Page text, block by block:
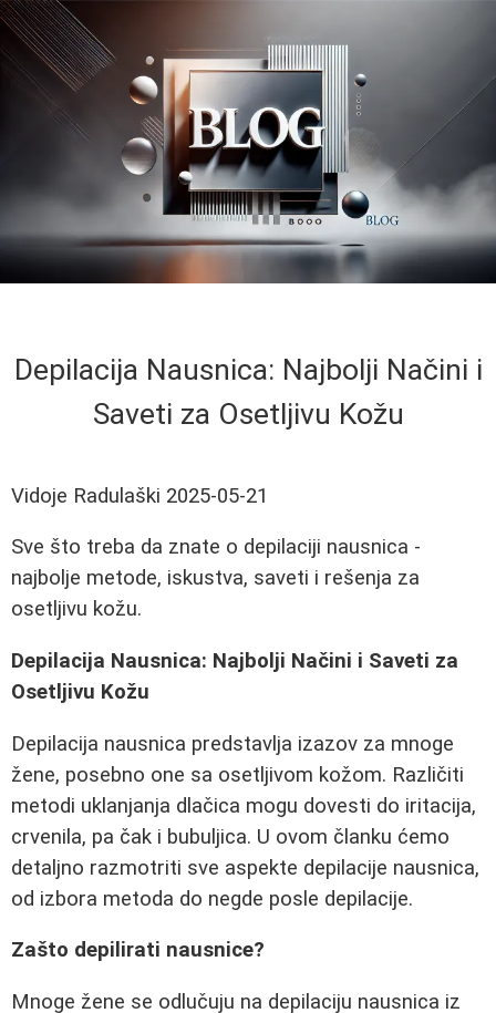
Depilacija Nausnica: Najbolji Načini i
Saveti za Osetljivu Kožu
Vidoje Radulaški 2025-05-21
Sve što treba da znate o depilaciji nausnica -
najbolje metode, iskustva, saveti i rešenja za
osetljivu kožu.
Depilacija Nausnica: Najbolji Načini i Saveti za
Osetljivu Kožu
Depilacija nausnica predstavlja izazov za mnoge
žene, posebno one sa osetljivom kožom. Različiti
metodi uklanjanja dlačica mogu dovesti do iritacija,
crvenila, pa čak i bubuljica. U ovom članku ćemo
detaljno razmotriti sve aspekte depilacije nausnica,
od izbora metoda do negde posle depilacije.
Zašto depilirati nausnice?
Mnoge žene se odlučuju na depilaciju nausnica iz